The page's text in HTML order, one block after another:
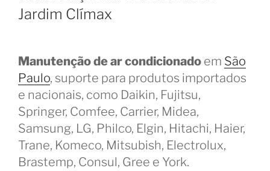
Jardim Clímax
Manutenção de ar condicionado em São
Paulo, suporte para produtos importados
e nacionais, como Daikin, Fujitsu,
Springer, Comfee, Carrier, Midea,
Samsung, LG, Philco, Elgin, Hitachi, Haier,
Trane, Komeco, Mitsubish, Electrolux,
Brastemp, Consul, Gree e York.